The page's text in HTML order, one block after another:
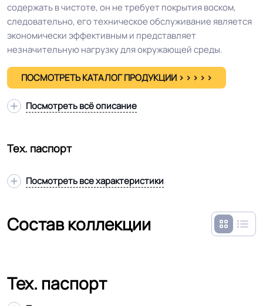
содержать в чистоте, он не требует покрытия воском,
следовательно, его техническое обслуживание является
экономически эффективным и представляет
незначительную нагрузку для окружающей среды.
ПОСМОТРЕТЬ КАТАЛОГ ПРОДУКЦИИ > > > > >
Посмотреть всё описание
Тех. паспорт
Посмотреть все характеристики
Состав коллекции
Тех. паспорт